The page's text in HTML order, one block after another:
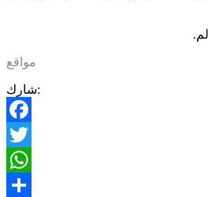
مواقع
شارك:
Facebook
Twitter
WhatsApp